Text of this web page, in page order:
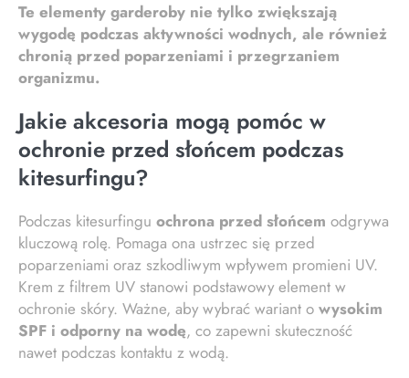
Te elementy garderoby nie tylko zwiększają
wygodę podczas aktywności wodnych, ale również
chronią przed poparzeniami i przegrzaniem
organizmu.
Jakie akcesoria mogą pomóc w
ochronie przed słońcem podczas
kitesurfingu?
Podczas kitesurfingu ochrona przed słońcem odgrywa
kluczową rolę. Pomaga ona ustrzec się przed
poparzeniami oraz szkodliwym wpływem promieni UV.
Krem z filtrem UV stanowi podstawowy element w
ochronie skóry. Ważne, aby wybrać wariant o wysokim
SPF i odporny na wodę, co zapewni skuteczność
nawet podczas kontaktu z wodą.